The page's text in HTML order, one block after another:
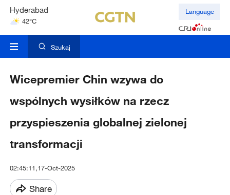
Hyderabad
42°C
Mumbai
Language
Szukaj
Wicepremier Chin wzywa do
wspólnych wysiłków na rzecz
przyspieszenia globalnej zielonej
transformacji
02:45:11,17-Oct-2025
Share